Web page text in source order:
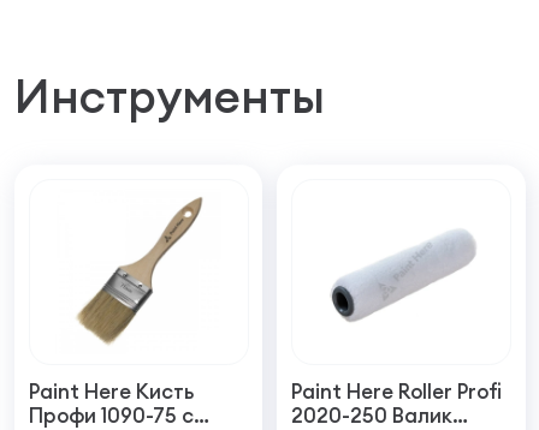
Инструменты
Paint Here Кисть
Профи 1090-75 с
Paint Here Roller Profi
2020-250 Валик